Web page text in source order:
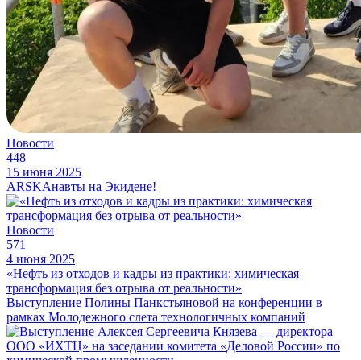
Новости
448
15 июня 2025
ARSKAнавты на Экидене!
Новости
571
4 июня 2025
«Нефть из отходов и кадры из практики: химическая
трансформация без отрыва от реальности»
Выступление Полины Панкстьяновой на конференции в
рамках Молодежного слета технологичных компаний